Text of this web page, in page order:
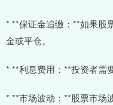
* **保证金追缴：**如果股
金或平仓。
* **利息费用：**投资者需
* **市场波动：**股票市场